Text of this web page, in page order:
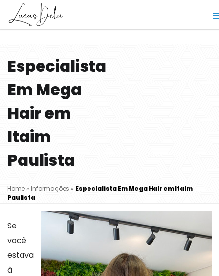
Especialista
Em Mega
Hair em
Itaim
Paulista
Home » Informações » Especialista Em Mega Hair em Itaim
Paulista
Se
você
estava
à